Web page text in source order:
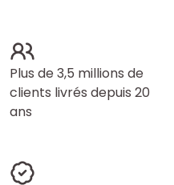
Plus de 3,5 millions de
clients livrés depuis 20
ans